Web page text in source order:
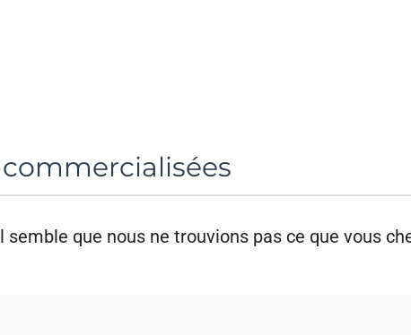
semble que nous ne trouvions pas ce que vous